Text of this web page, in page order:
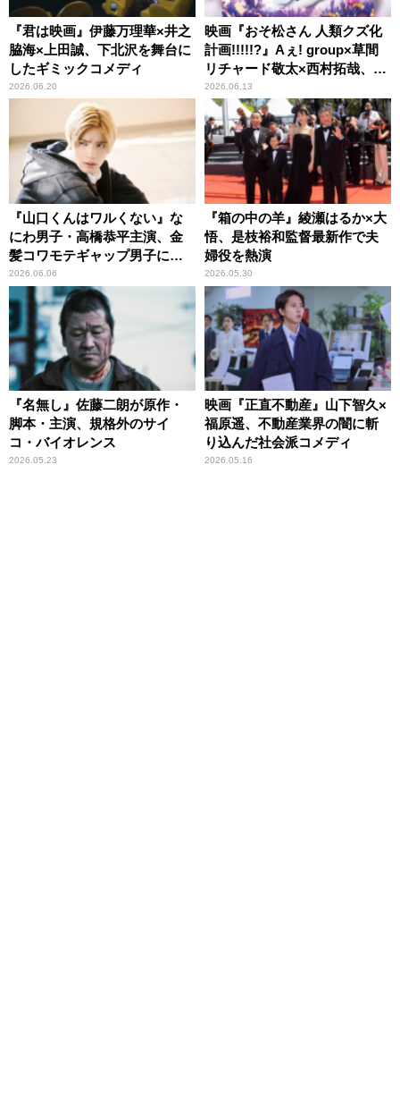
『君は映画』伊藤万理華×井之
脇海×上田誠、下北沢を舞台に
したギミックコメディ
2026.06.20
映画『おそ松さん 人類クズ化
計画!!!!!?』Aぇ! group×草間
リチャード敬太×西村拓哉、笑
撃の実写映画第2弾！
2026.06.13
『山口くんはワルくない』な
にわ男子・高橋恭平主演、金
髪コワモテギャップ男子に沼
る人が続出！
2026.06.06
『箱の中の羊』綾瀬はるか×大
悟、是枝裕和監督最新作で夫
婦役を熱演
2026.05.30
『名無し』佐藤二朗が原作・
脚本・主演、規格外のサイ
コ・バイオレンス
2026.05.23
映画『正直不動産』山下智久×
福原遥、不動産業界の闇に斬
り込んだ社会派コメディ
2026.05.16